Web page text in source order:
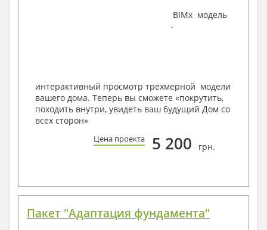
Инженеров – всегда готовы воплотить Вашу мечту
условий, за дополнительную плату.
Получить профессиональную консультацию у
наших специалистов, Вы можете любым
способом связи: закажите обратный звонок,
по viber, e-mail, телефон -
BIMx модель
-
интерактивный просмотр трехмерной модели
вашего дома. Теперь вы сможете «покрутить,
походить внутри, увидеть ваш будущий Дом со
всех сторон»
Цена проекта 5 200 грн.
Пакет "Адаптация фундамента"